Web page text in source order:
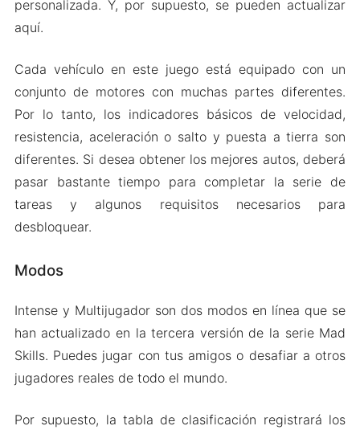
personalizada. Y, por supuesto, se pueden actualizar
aquí.
Cada vehículo en este juego está equipado con un
conjunto de motores con muchas partes diferentes.
Por lo tanto, los indicadores básicos de velocidad,
resistencia, aceleración o salto y puesta a tierra son
diferentes. Si desea obtener los mejores autos, deberá
pasar bastante tiempo para completar la serie de
tareas y algunos requisitos necesarios para
desbloquear.
Modos
Intense y Multijugador son dos modos en línea que se
han actualizado en la tercera versión de la serie Mad
Skills. Puedes jugar con tus amigos o desafiar a otros
jugadores reales de todo el mundo.
Por supuesto, la tabla de clasificación registrará los